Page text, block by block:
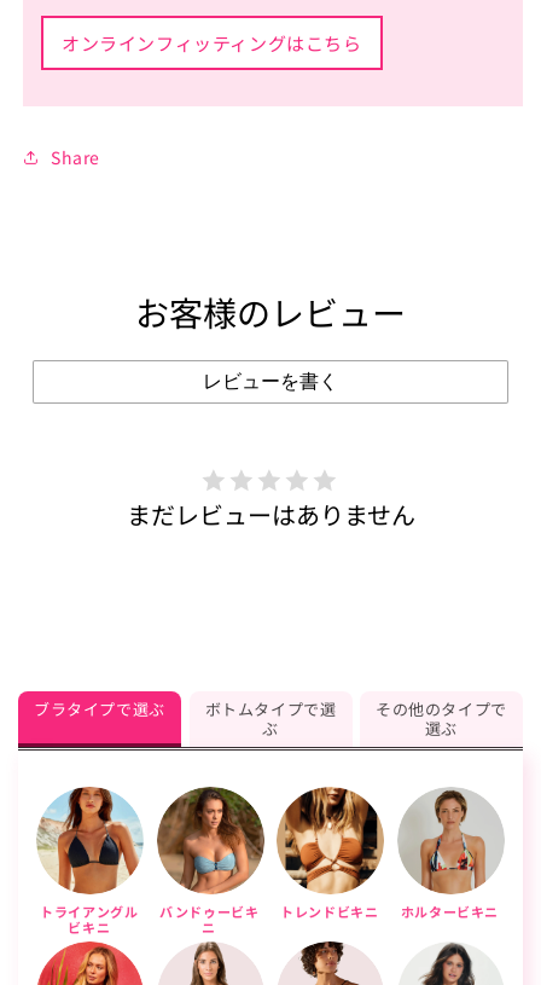
オンラインフィッティングはこちら
Share
お客様のレビュー
レビューを書く
まだレビューはありません
ブラタイプで選ぶ
ボトムタイプで選
ぶ
その他のタイプで
選ぶ
トライアングル
ビキニ
バンドゥービキ
ニ
トレンドビキニ ホルタービキニ